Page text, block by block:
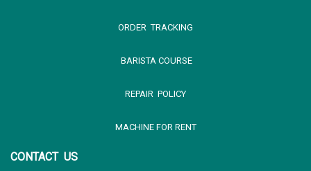
ORDER TRACKING
BARISTA COURSE
REPAIR POLICY
MACHINE FOR RENT
CONTACT US